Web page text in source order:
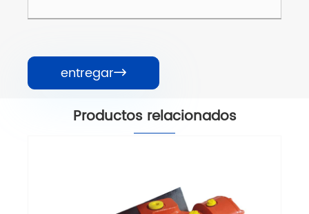
entregar
Productos relacionados